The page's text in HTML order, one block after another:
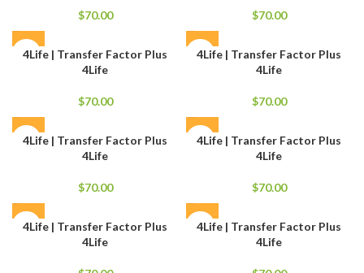
$70.00 $70.00
4Life | Transfer Factor Plus
4Life
$70.00
4Life | Transfer Factor Plus
4Life
$70.00
4Life | Transfer Factor Plus
4Life
$70.00
4Life | Transfer Factor Plus
4Life
$70.00
4Life | Transfer Factor Plus
4Life
4Life | Transfer Factor Plus
4Life